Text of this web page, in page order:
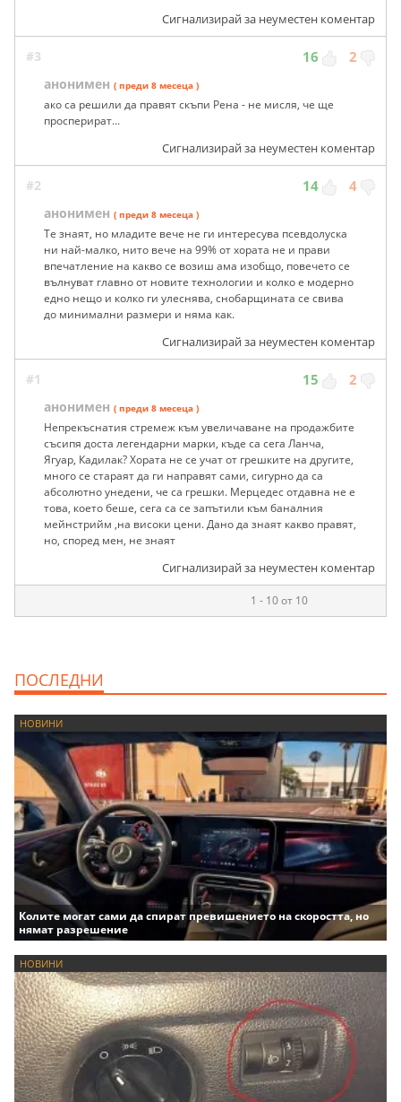
Сигнализирай за неуместен коментар
#3 16 2
анонимен ( преди 8 месеца )
ако са решили да правят скъпи Рена - не мисля, че ще
просперират...
Сигнализирай за неуместен коментар
#2 14 4
анонимен ( преди 8 месеца )
Те знаят, но младите вече не ги интересува псевдолуска
ни най-малко, нито вече на 99% от хората не и прави
впечатление на какво се возиш ама изобщо, повечето се
вълнуват главно от новите технологии и колко е модерно
едно нещо и колко ги улеснява, снобарщината се свива
до минимални размери и няма как.
Сигнализирай за неуместен коментар
#1 15 2
анонимен ( преди 8 месеца )
Непрекъснатия стремеж към увеличаване на продажбите
съсипя доста легендарни марки, къде са сега Ланча,
Ягуар, Кадилак? Хората не се учат от грешките на другите,
много се стараят да ги направят сами, сигурно да са
абсолютно унедени, че са грешки. Мерцедес отдавна не е
това, което беше, сега са се запътили към баналния
мейнстрийм ,на високи цени. Дано да знаят какво правят,
но, според мен, не знаят
Сигнализирай за неуместен коментар
1 - 10 от 10
ПОСЛЕДНИ
НОВИНИ
Колите могат сами да спират превишението на скоростта, но
нямат разрешение
НОВИНИ